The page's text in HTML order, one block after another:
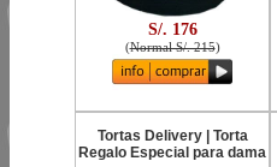
S/. 176
(Normal S/. 215)
Tortas Delivery | Torta
Regalo Especial para dama